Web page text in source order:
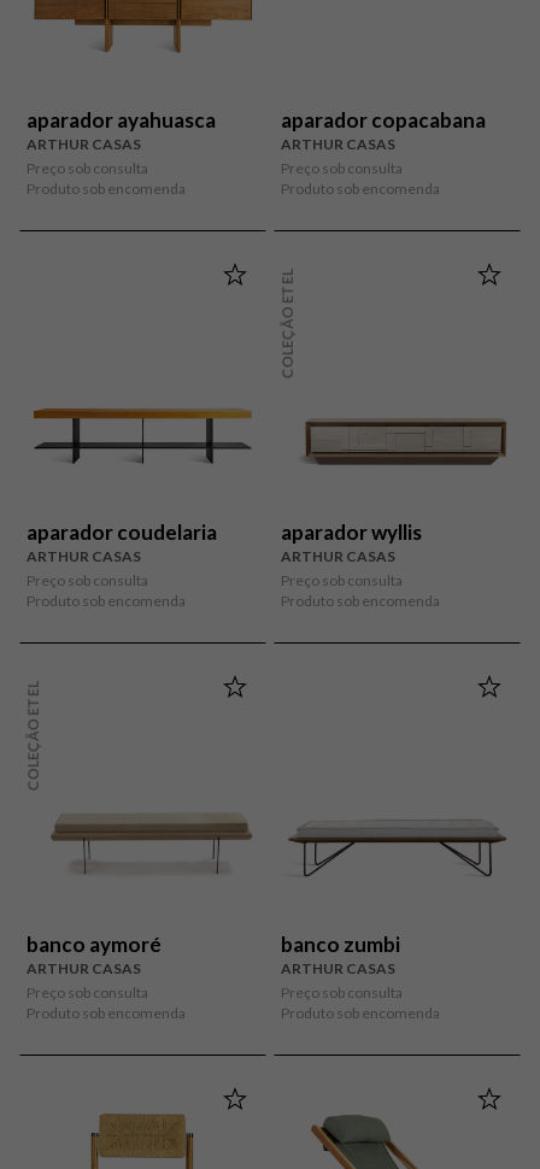
aparador ayahuasca
ARTHUR CASAS
Preço sob consulta
Produto sob encomenda
aparador copacabana
ARTHUR CASAS
Preço sob consulta
Produto sob encomenda
aparador coudelaria
ARTHUR CASAS
Preço sob consulta
Produto sob encomenda
COLEÇÃO ETEL
aparador wyllis
ARTHUR CASAS
Preço sob consulta
Produto sob encomenda
COLEÇÃO ETEL
banco aymoré
ARTHUR CASAS
Preço sob consulta
Produto sob encomenda
banco zumbi
ARTHUR CASAS
Preço sob consulta
Produto sob encomenda